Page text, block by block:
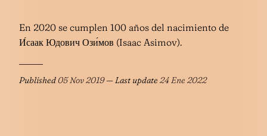
En 2020 se cumplen 100 años del nacimiento de
И́саак Юдович Ози́мов (Isaac Asimov).
Published05 Nov 2019— Last update24 Ene 2022